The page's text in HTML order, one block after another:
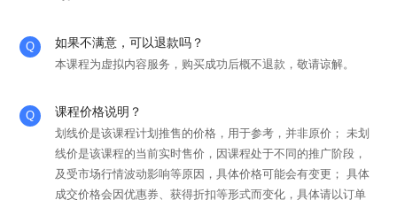
如果不满意，可以退款吗？
本课程为虚拟内容服务，购买成功后概不退款，敬请谅解。
课程价格说明？
划线价是该课程计划推售的价格，用于参考，并非原价； 未划
线价是该课程的当前实时售价，因课程处于不同的推广阶段，
及受市场行情波动影响等原因，具体价格可能会有变更； 具体
成交价格会因优惠券、获得折扣等形式而变化，具体请以订单